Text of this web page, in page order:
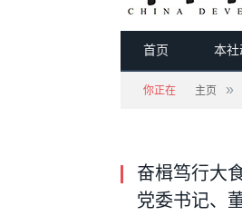
首页 本社
你正在 主页 »
奋楫笃行大
党委书记、